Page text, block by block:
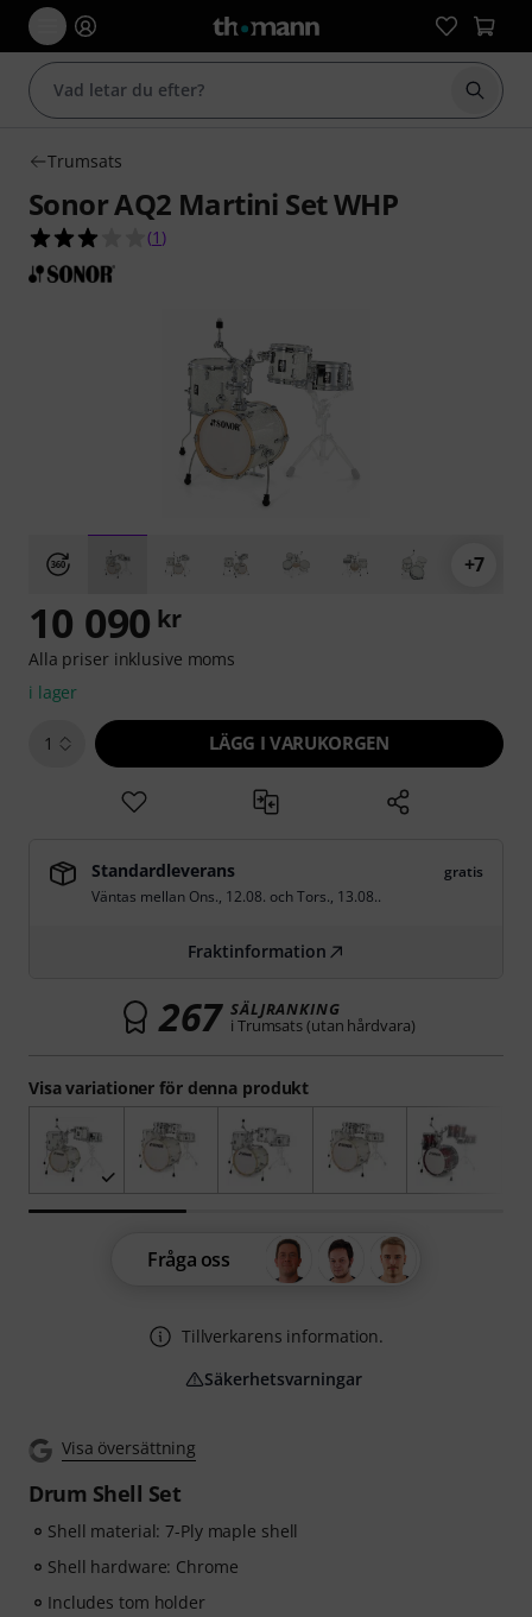
Börja
Trumsats
Sonor AQ2 Martini Set WHP
3.0 av 5 stjärnor från 1 kundbetyg
(1 )
+7
Visa översättning
Drum Shell Set
Shell material: 7-Ply maple shell
Shell hardware: Chrome
Includes tom holder
Visa variationer för denna produkt
10 090 kr
Alla priser inklusive moms
i lager
1 LÄGG I VARUKORGEN
Standardleverans
gratis
Väntas mellan Ons., 12.08. ochTors., 13.08..
Fraktinformation
267 SÄLJRANKING
i Trumsats (utan hårdvara)
Fråga oss
Tillverkarens information.
Säkerhetsvarningar